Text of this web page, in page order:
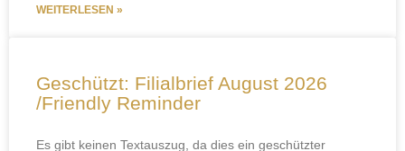
WEITERLESEN »
Geschützt: Filialbrief August 2026
/Friendly Reminder
Es gibt keinen Textauszug, da dies ein geschützter